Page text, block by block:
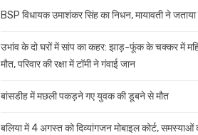
BSP विधायक उमाशंकर सिंह का निधन, मायावती ने
उभांव के दो घरों में सांप का कहर: झाड़-फूंक के चक्कर में
मौत, परिवार की रक्षा में टॉमी ने गंवाई जान
बांसडीह में मछली पकड़ने गए युवक की डूबने से मौत
बलिया में 4 अगस्त को दिव्यांगजन मोबाइल कोर्ट, समस्याओं